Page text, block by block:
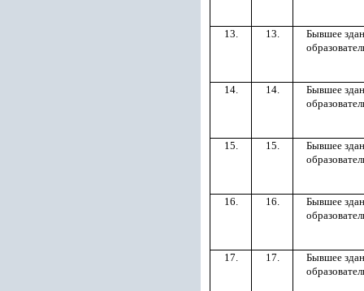
13. 13.
Бывшее
14. 14.
Бывшее
15. 15.
Бывшее
16. 16.
Бывшее
17. 17.
Бывшее